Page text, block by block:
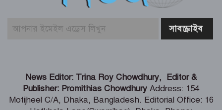
বাজার সিন্ডিকেট ও মজুতদারি করলেই
গণঅভ্যুত্থানের সঙ্গে প্রথম বেইমানি করেছেন
জামায়াত আমির – রাশেদ খান
News Editor: Trina Roy Chowdhury, Editor &
Publisher: Promithias Chowdhury Address: 154
Motijheel C/A, Dhaka, Bangladesh. Editorial Office: 16